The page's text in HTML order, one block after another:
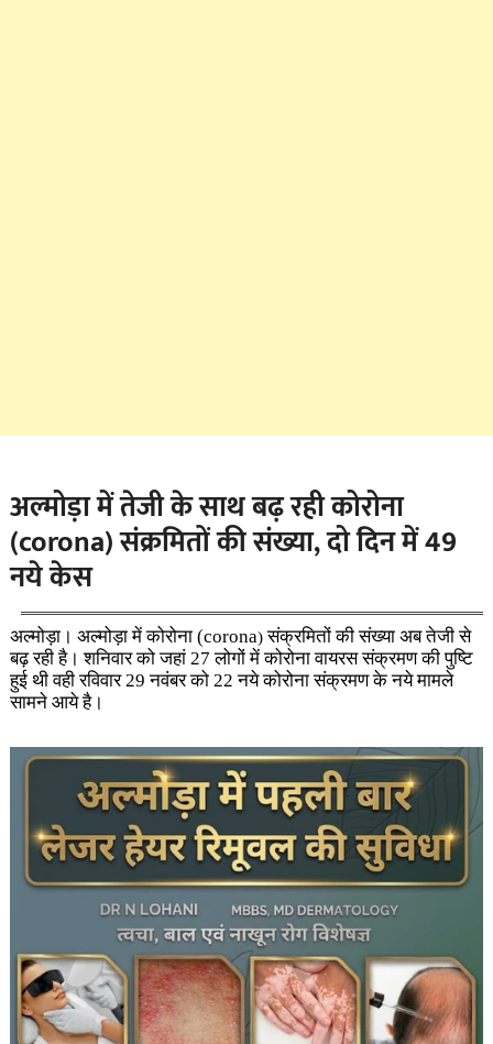
अल्मोड़ा में तेजी के साथ बढ़ रही कोरोना
(corona) संक्रमितों की संख्या, दो दिन में 49
नये केस
अल्मोड़ा। अल्मोड़ा में कोरोना (corona)संक्रमितों की संख्या अब तेजी से
बढ़ रही है। शनिवार को जहां 27 लोगों में कोरोना वायरस संक्रमण की पुष्टि
हुई थी वही रविवार 29 नवंबर को 22 नये कोरोना संक्रमण के नये मामले
सामने आये है।